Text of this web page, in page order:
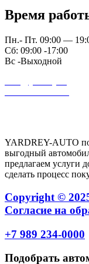
Время
Пн.- Пт. 09:00 —
Сб: 09:00 -17:00
Вс -Выходной
YARDREY-AUTO
выгодный
предлагаем услуги
сделать процесс
Copyright ©
Cогласие на
+7 989 234-0000
Подобрать